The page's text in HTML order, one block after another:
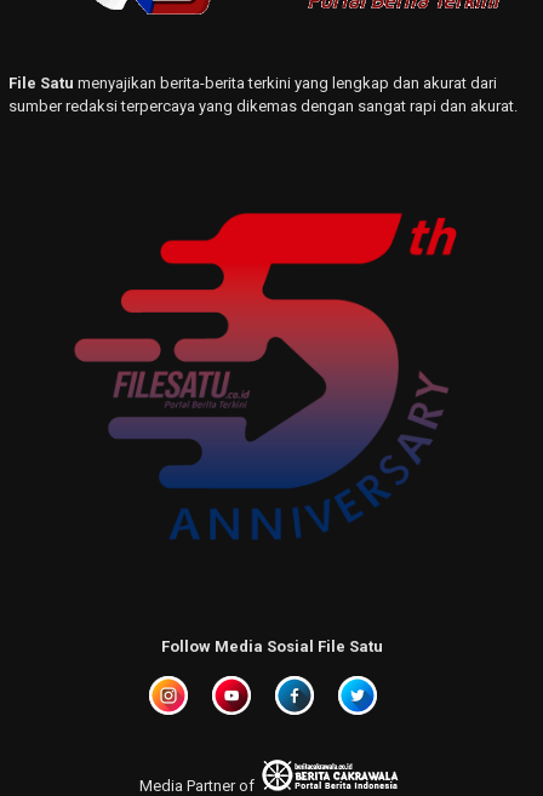
File Satu menyajikan berita-berita terkini yang lengkap dan akurat dari
sumber redaksi terpercaya yang dikemas dengan sangat rapi dan akurat.
Follow Media Sosial File Satu
Media Partner of